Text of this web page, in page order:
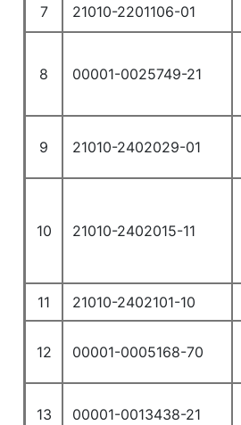
7 21010-2201106-01
8 00001-0025749-21
9 21010-2402029-01
10 21010-2402015-11
11 21010-2402101-10
12 00001-0005168-70
13 00001-0013438-21